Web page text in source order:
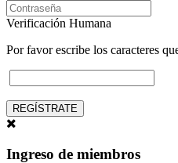
Verificación Humana
Por favor escribe los caracteres
REGÍSTRATE
Ingreso de miembros